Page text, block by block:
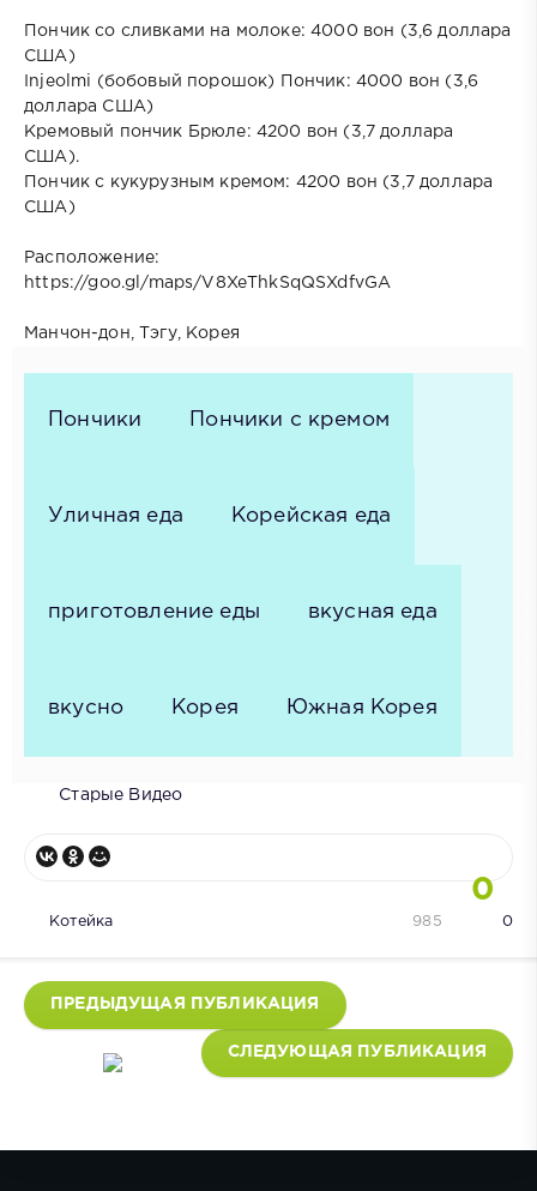
Пончик со сливками на молоке: 4000 вон (3,6 доллара
США)
Injeolmi (бобовый порошок) Пончик: 4000 вон (3,6
доллара США)
Кремовый пончик Брюле: 4200 вон (3,7 доллара
США).
Пончик с кукурузным кремом: 4200 вон (3,7 доллара
США)
Расположение:
https://goo.gl/maps/V8XeThkSqQSXdfvGA
Манчон-дон, Тэгу, Корея
Пончики Пончики с кремом
Уличная еда Корейская еда
приготовление еды вкусная еда
вкусно Корея Южная Корея
Старые Видео
0
Котейка 0
985
ПРЕДЫДУЩАЯ ПУБЛИКАЦИЯ
СЛЕДУЮЩАЯ ПУБЛИКАЦИЯ